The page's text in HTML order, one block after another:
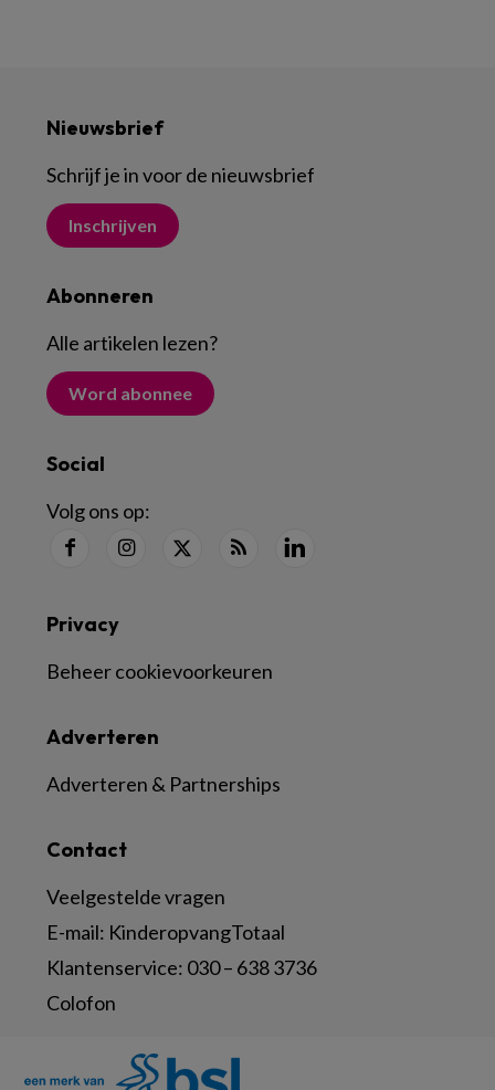
Nieuwsbrief
Schrijf je in voor de nieuwsbrief
Inschrijven
Abonneren
Alle artikelen lezen?
Word abonnee
Social
Volg ons op:
Contact
Veelgestelde vragen
E-mail: KinderopvangTotaal
Klantenservice: 030 – 638 3736
Colofon
Adverteren
Adverteren & Partnerships
Privacy
Beheer cookievoorkeuren